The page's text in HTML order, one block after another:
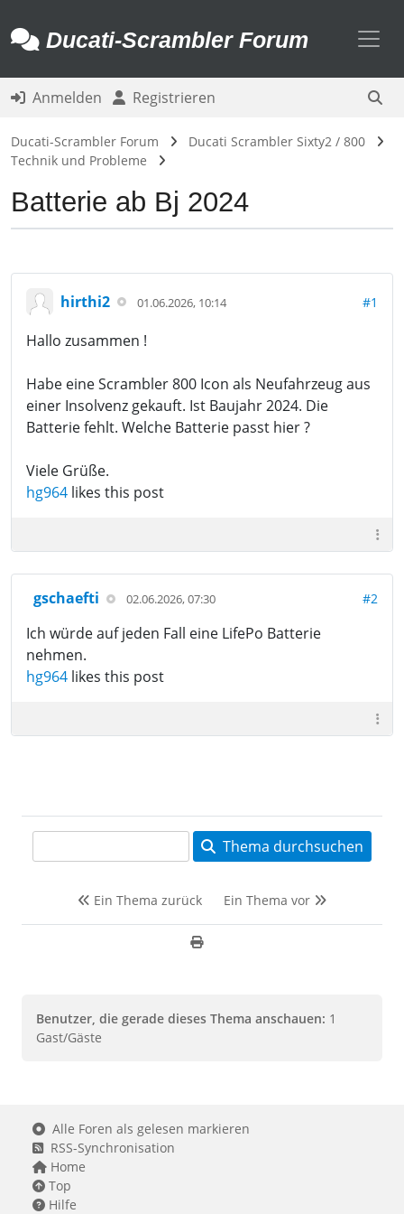
Ducati-Scrambler Forum
Anmelden Registrieren
Ducati-Scrambler Forum
Ducati Scrambler Sixty2 / 800
Technik und Probleme
Batterie ab Bj 2024
hirthi2 01.06.2026, 10:14 #1
Hallo zusammen !
Habe eine Scrambler 800 Icon als Neufahrzeug aus
einer Insolvenz gekauft. Ist Baujahr 2024. Die
Batterie fehlt. Welche Batterie passt hier ?
Viele Grüße.
hg964 likes this post
gschaefti 02.06.2026, 07:30 #2
Ich würde auf jeden Fall eine LifePo Batterie
nehmen.
hg964 likes this post
Thema durchsuchen
Ein Thema zurück Ein Thema vor
Benutzer, die gerade dieses Thema anschauen: 1
Gast/Gäste
Alle Foren als gelesen markieren
RSS-Synchronisation
Home
Top
Hilfe